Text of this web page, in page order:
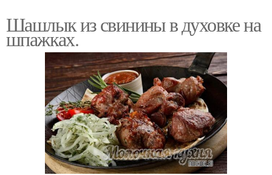
Шашлык из свинины в духовке на
шпажках.